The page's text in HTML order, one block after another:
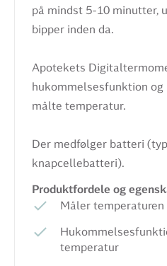
på mindst 5-10 minutter,
bipper inden da.
Apotekets
hukommelsesfunktion og
målte temperatur.
Der medfølger batteri
knapcellebatteri).
Produktfordele og
Måler temperaturen
temperatur